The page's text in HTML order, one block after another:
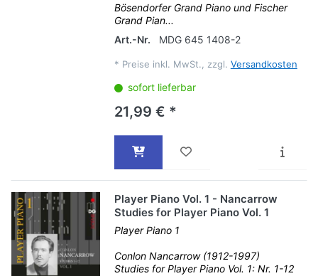
Bösendorfer Grand Piano und Fischer
Grand Pian...
Art.-Nr.
MDG 645 1408-2
* Preise inkl. MwSt., zzgl. Versandkosten
sofort lieferbar
21,99 € *
Player Piano Vol. 1 - Nancarrow
Studies for Player Piano Vol. 1
Player Piano 1
Conlon Nancarrow (1912-1997)
Studies for Player Piano Vol. 1: Nr. 1-12